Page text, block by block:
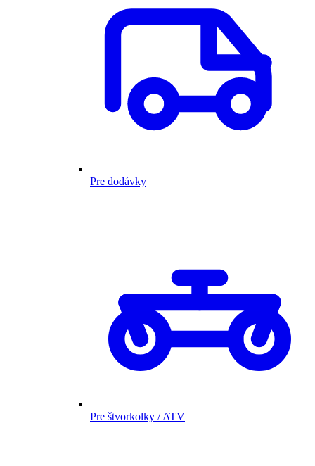
Pre dodávky
Pre štvorkolky / ATV